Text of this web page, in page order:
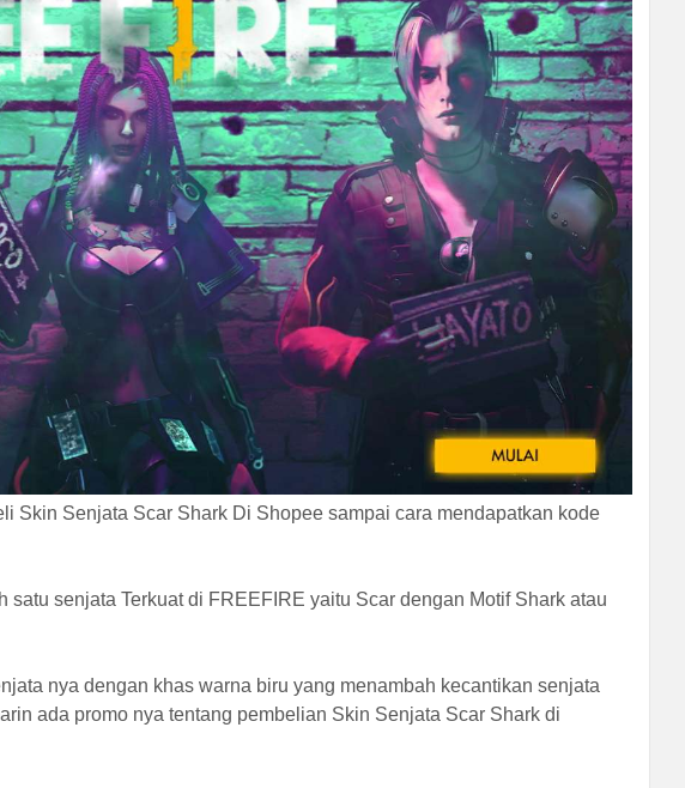
Skin Senjata Scar Shark Di Shopee sampai cara mendapatkan kode
senjata Terkuat di FREEFIRE yaitu Scar dengan Motif Shark atau
nya dengan khas warna biru yang menambah kecantikan senjata
ada promo nya tentang pembelian Skin Senjata Scar Shark di